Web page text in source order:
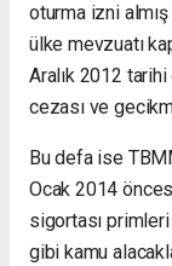
oturma izni almış
ülke mevzuatı
Aralık 2012
cezası ve
Bu defa ise
Ocak 2014
sigortası
gibi kamu